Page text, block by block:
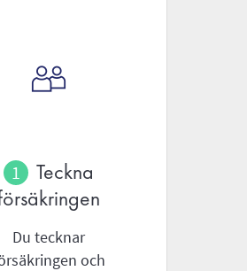
Teckna
Du tecknar
och